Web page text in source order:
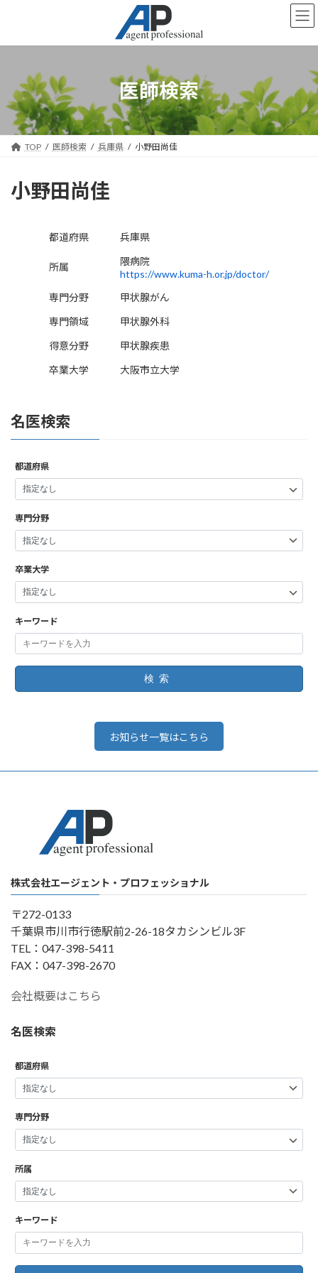
ン
キ
プ
ー
に
動
医師検索
TOP 医師検索 兵庫県 小野田尚佳
小野田尚佳
都道府県 兵庫県
所属
隈病院
https://www.kuma-h.or.jp/doctor/
専門分野
甲状腺がん
専門領域
甲状腺外科
得意分野
甲状腺疾患
卒業大学
大阪市立大学
名医検索
都道府県
専門分野
卒業大学
キーワード
検索
お知らせ一覧はこちら
株式会社エージェント・プロフェッショナル
〒272-0133
千葉県市川市行徳駅前2-26-18タカシンビル3F
TEL：047-398-5411
FAX：047-398-2670
会社概要はこちら
名医検索
都道府県
専門分野
所属
キーワード